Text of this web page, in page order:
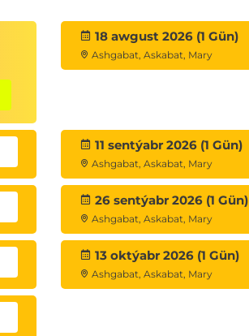
18 awgust 2026 (1 Gün)
Ashgabat, Askabat, Mary
11 sentýabr 2026 (1 Gün)
Ashgabat, Askabat, Mary
26 sentýabr 2026 (1 Gün)
Ashgabat, Askabat, Mary
13 oktýabr 2026 (1 Gün)
Ashgabat, Askabat, Mary